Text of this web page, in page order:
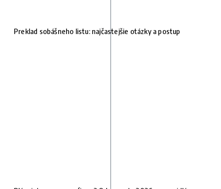
Preklad sobášneho listu: najčastejšie otázky a postup